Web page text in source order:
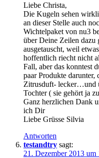
Liebe Christa,
Die Kugeln sehen
an dieser Stelle auch
Wichtelpaket von nu3
über Deine Zeilen dazu
ausgetauscht, weil
hoffentlich riecht nicht
Fall, aber das konntest
paar Produkte darunter,
Zitrusduft- lecker…und
Tochter ( sie gehört ja
Ganz herzlichen Dank
ich Dir
Liebe Grüsse Silvia
Antworten
testandtry sagt:
21. Dezember 2013